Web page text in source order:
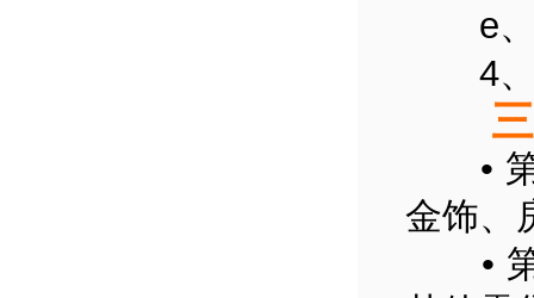
e、
4、
三
• 第1
金饰、
• 第2